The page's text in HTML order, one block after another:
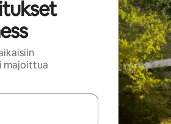
majoittua
navigoi ylös- ja alas-nuolinäppäimillä tai